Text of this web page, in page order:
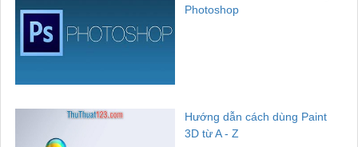
Photoshop
Hướng dẫn cách dùng Paint
3D từ A - Z